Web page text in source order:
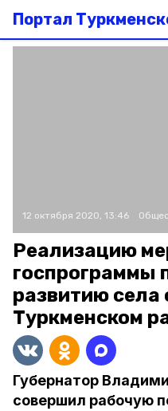
Портал
12 октября 2020, 13:46
Реализацию
госпрограммы
развитию села
Туркменском
Губернатор
совершил рабочую